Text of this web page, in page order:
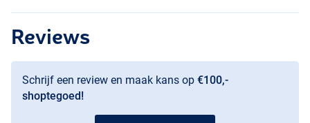
Reviews
Schrijf een review en maak kans op €100,-
shoptegoed!